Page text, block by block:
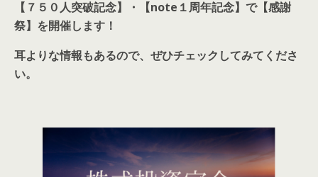
【７５０人突破記念】
・ 【note１周年記念】 で【感謝
祭】を開催します！
耳よりな情報もあるので、ぜひチェックしてみてくださ
い。